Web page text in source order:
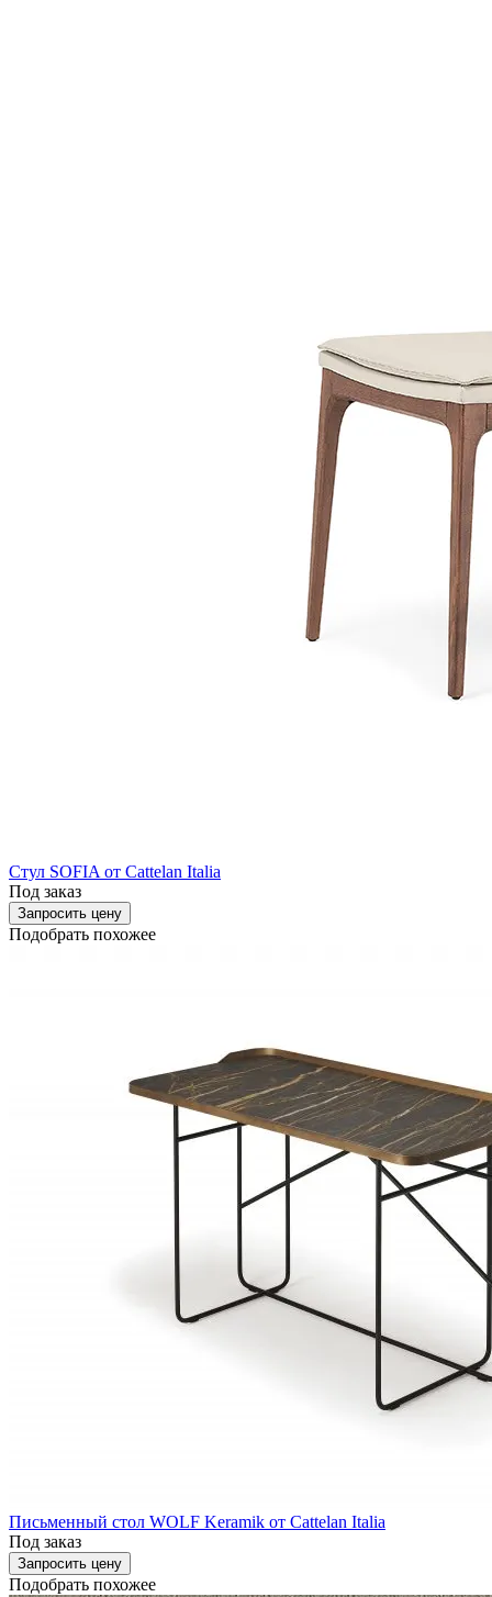
Стул SOFIA от Cattelan Italia
Под заказ
Запросить цену
Подобрать похожее
Письменный стол WOLF Keramik от Cattelan Italia
Под заказ
Запросить цену
Подобрать похожее